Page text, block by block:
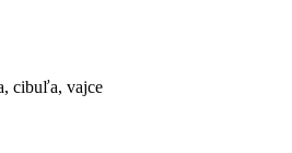
cibuľa, vajce